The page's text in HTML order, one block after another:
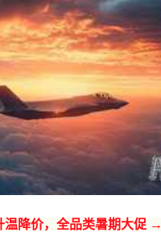
温降价，全品类暑期大促 →